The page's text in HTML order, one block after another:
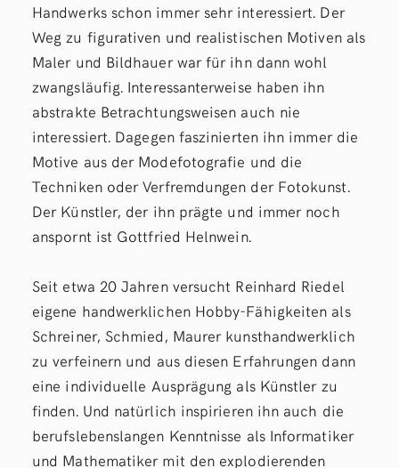
Handwerks schon immer sehr interessiert. Der
Weg zu figurativen und realistischen Motiven als
Maler und Bildhauer war für ihn dann wohl
zwangsläufig. Interessanterweise haben ihn
abstrakte Betrachtungsweisen auch nie
interessiert. Dagegen faszinierten ihn immer die
Motive aus der Modefotografie und die
Techniken oder Verfremdungen der Fotokunst.
Der Künstler, der ihn prägte und immer noch
anspornt ist Gottfried Helnwein.
Seit etwa 20 Jahren versucht Reinhard Riedel
eigene handwerklichen Hobby-Fähigkeiten als
Schreiner, Schmied, Maurer kunsthandwerklich
zu verfeinern und aus diesen Erfahrungen dann
eine individuelle Ausprägung als Künstler zu
finden. Und natürlich inspirieren ihn auch die
berufslebenslangen Kenntnisse als Informatiker
und Mathematiker mit den explodierenden